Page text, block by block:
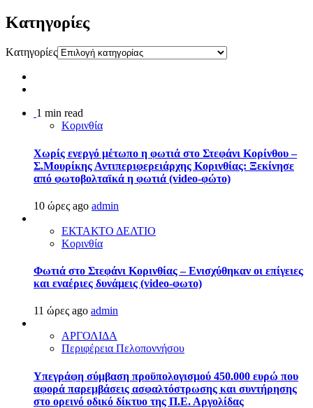
Kατηγορίες
Kατηγορίες
1 min read
Κορινθία
Χωρίς ενεργό μέτωπο η φωτιά στο Στεφάνι Κορίνθου –
Σ.Μουρίκης Αντιπεριφερειάρχης Κορινθίας: Ξεκίνησε
από φωτοβολταϊκά η φωτιά (video-φώτο)
10 ώρες ago admin
ΕΚΤΑΚΤΟ ΔΕΛΤΙΟ
Κορινθία
Φωτιά στο Στεφάνι Κορινθίας – Ενισχύθηκαν οι επίγειες
και εναέριες δυνάμεις (video-φωτο)
11 ώρες ago admin
ΑΡΓΟΛΙΔΑ
Περιφέρεια Πελοποννήσου
Υπεγράφη σύμβαση προϋπολογισμού 450.000 ευρώ που
αφορά παρεμβάσεις ασφαλτόστρωσης και συντήρησης
στο ορεινό οδικό δίκτυο της Π.Ε. Αργολίδας